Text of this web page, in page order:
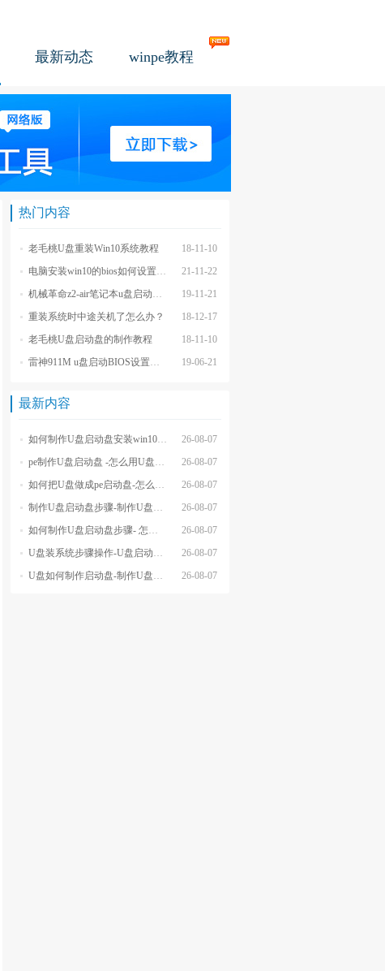
最新动态 winpe教程
热门内容
18-11-10
老毛桃U盘重装Win10系统教程
21-11-22
电脑安装win10的bios如何设置u盘图文教程
19-11-21
机械革命z2-air笔记本u盘启动BIOS设置教程
18-12-17
重装系统时中途关机了怎么办？
18-11-10
老毛桃U盘启动盘的制作教程
19-06-21
雷神911M u盘启动BIOS设置教程
最新内容
26-08-07
如何制作U盘启动盘安装win10系统-怎么制作U盘启动盘安装win10系
26-08-07
pe制作U盘启动盘 -怎么用U盘制作pe系统启动盘
26-08-07
如何把U盘做成pe启动盘-怎么把U盘做成pe启动盘
26-08-07
制作U盘启动盘步骤-制作U盘启动盘详细方法
26-08-07
如何制作U盘启动盘步骤- 怎么制作U盘启动盘步骤
26-08-07
U盘装系统步骤操作-U盘启动重装系统步骤
26-08-07
U盘如何制作启动盘-制作U盘启动盘重装